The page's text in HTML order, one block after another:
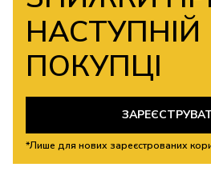
НАСТУПНІЙ
ПОКУПЦІ
*Лише для нових зареєстрованих